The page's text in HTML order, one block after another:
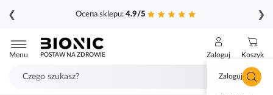
Ocena sklepu: 4.9/5
❮ ❯
do
treści
Menu POSTAW NA ZDROWIE Zaloguj
Zaloguj się
Koszyk